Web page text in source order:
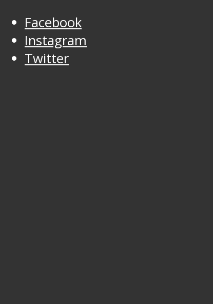
Facebook
Instagram
Twitter